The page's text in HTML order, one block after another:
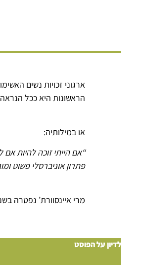
ארגוני זכויות נשים
הראשונות היא ככל
או במילותיה:
“אם הייתי זוכה להיות
פתרון אוניברסלי פשוט
מרי איינסוורת’ נפטרה בשנת 1999
לדיון על הפוסט